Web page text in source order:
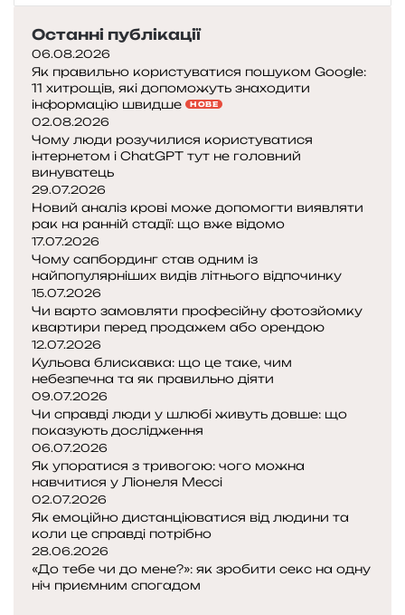
е
п
’
ю
т
ь
в
д
у
я
к
з
в
и
ч
н
о
:
щ
о
т
а
к
м
е
т
Останні публікації
06.08.2026
Як правильно користуватися пошуком Google:
11 хитрощів, які допоможуть знаходити
інформацію швидше
НОВЕ
02.08.2026
Чому люди розучилися користуватися
інтернетом і ChatGPT тут не головний
винуватець
29.07.2026
Новий аналіз крові може допомогти виявляти
рак на ранній стадії: що вже відомо
17.07.2026
Чому сапбординг став одним із
найпопулярніших видів літнього відпочинку
15.07.2026
Чи варто замовляти професійну фотозйомку
квартири перед продажем або орендою
12.07.2026
Кульова блискавка: що це таке, чим
небезпечна та як правильно діяти
09.07.2026
Чи справді люди у шлюбі живуть довше: що
показують дослідження
06.07.2026
Як упоратися з тривогою: чого можна
навчитися у Ліонеля Мессі
02.07.2026
Як емоційно дистанціюватися від людини та
коли це справді потрібно
28.06.2026
«До тебе чи до мене?»: як зробити секс на одну
ніч приємним спогадом